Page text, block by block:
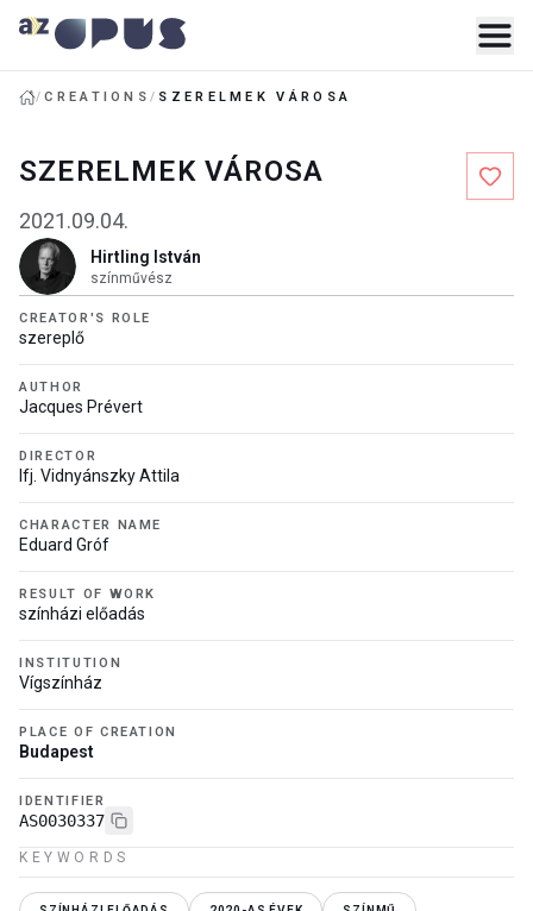
/CREATIONS/ SZERELMEK VÁROSA
SZERELMEK VÁROSA
2021.09.04.
Hirtling István
színművész
CREATOR'S ROLE
szereplő
AUTHOR
Jacques Prévert
DIRECTOR
Ifj. Vidnyánszky Attila
CHARACTER NAME
Eduard Gróf
RESULT OF WORK
színházi előadás
INSTITUTION
Vígszínház
PLACE OF CREATION
Budapest
IDENTIFIER
AS0030337
KEYWORDS